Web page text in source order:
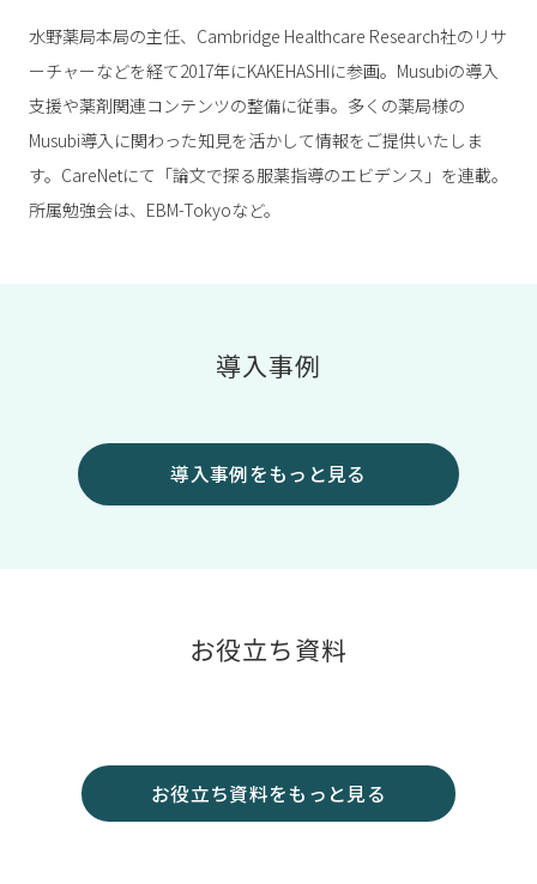
水野薬局本局の主任、Cambridge Healthcare Research社のリサ
ーチャーなどを経て2017年にKAKEHASHIに参画。Musubiの導入
支援や薬剤関連コンテンツの整備に従事。多くの薬局様の
Musubi導入に関わった知見を活かして情報をご提供いたしま
す。CareNetにて「論文で探る服薬指導のエビデンス」を連載。
所属勉強会は、EBM-Tokyoなど。
導入事例
導入事例をもっと見る
お役立ち資料
お役立ち資料をもっと見る